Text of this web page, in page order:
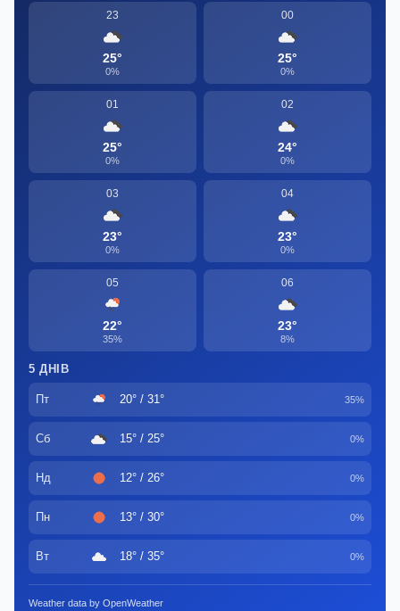
23
25°
0%
00
25°
0%
01
25°
0%
02
24°
0%
03
23°
0%
04
23°
0%
05
22°
35%
06
23°
8%
5 ДНІВ
Пт 20° / 31° 35%
Сб 15° / 25° 0%
Нд 12° / 26° 0%
Пн 13° / 30° 0%
Вт 18° / 35° 0%
Weather data by OpenWeather